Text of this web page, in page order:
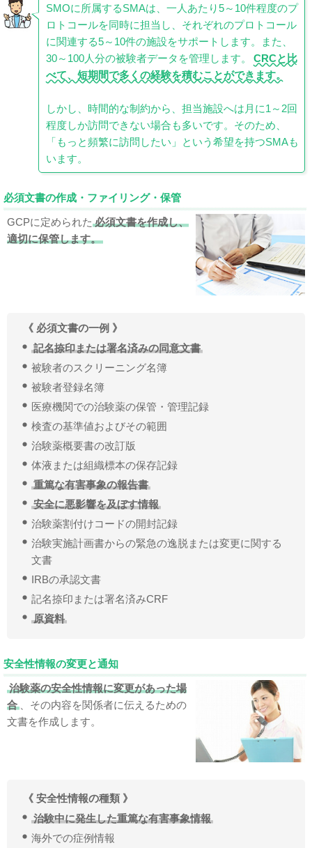
SMOに所属するSMAは、一人あたり5～10件程度のプ
ロトコールを同時に担当し、それぞれのプロトコール
に関連する5～10件の施設をサポートします。また、
30～100人分の被験者データを管理します。
CRCと比
べて、短期間で多くの経験を積むことができます。
しかし、時間的な制約から、担当施設へは月に1～2回
程度しか訪問できない場合も多いです。そのため、
「もっと頻繁に訪問したい」という希望を持つSMAも
います。
必須文書の作成・ファイリング・保管
GCPに定められた 必須文書を作成し、
適切に保管します。
《 必須文書の一例 》
記名捺印または署名済みの同意文書
被験者のスクリーニング名簿
被験者登録名簿
医療機関での治験薬の保管・管理記録
検査の基準値およびその範囲
治験薬概要書の改訂版
体液または組織標本の保存記録
重篤な有害事象の報告書
安全に悪影響を及ぼす情報
治験薬割付けコードの開封記録
治験実施計画書からの緊急の逸脱または変更に関する
文書
IRBの承認文書
記名捺印または署名済みCRF
原資料
安全性情報の変更と通知
治験薬の安全性情報に変更があった場
合
、その内容を関係者に伝えるための
文書を作成します。
《 安全性情報の種類 》
治験中に発生した重篤な有害事象情報
海外での症例情報